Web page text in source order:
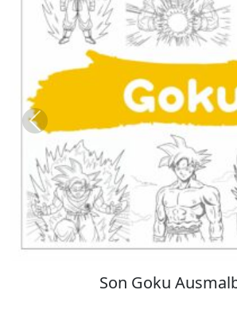
Kuromi
Previous